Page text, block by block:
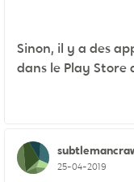
Sinon, il y a des
dans le Play
25-04-2019